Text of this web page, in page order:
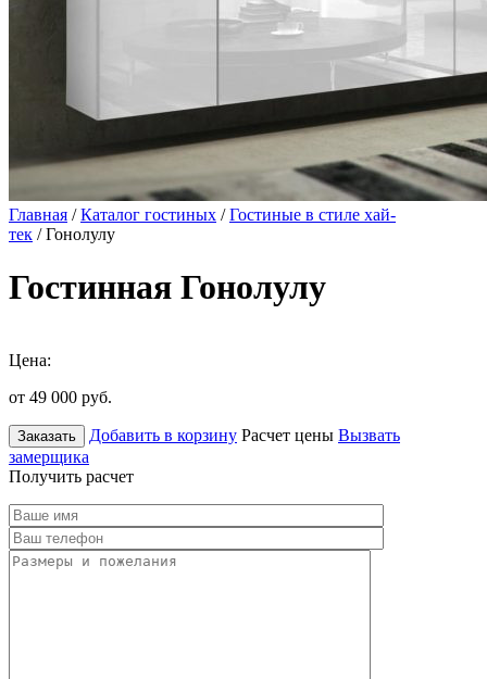
Главная /Каталог гостиных /Гостиные в стиле хай-
тек / Гонолулу
Гостинная Гонолулу
Цена:
от 49 000 руб.
Заказать Добавить в корзину Расчет цены Вызвать
замерщика
Получить расчет